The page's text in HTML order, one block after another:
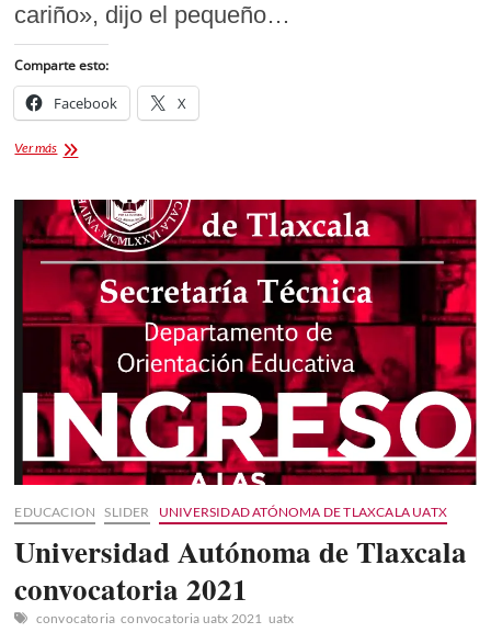
cariño», dijo el pequeño…
Comparte esto:
Facebook X
Ver másEl
Tlaxcala
se
despide
de
La
Voz
Kids
2021
EDUCACION SLIDER UNIVERSIDAD ATÓNOMA DE TLAXCALA UATX
Universidad Autónoma de Tlaxcala
convocatoria 2021
convocatoria convocatoria uatx 2021 uatx